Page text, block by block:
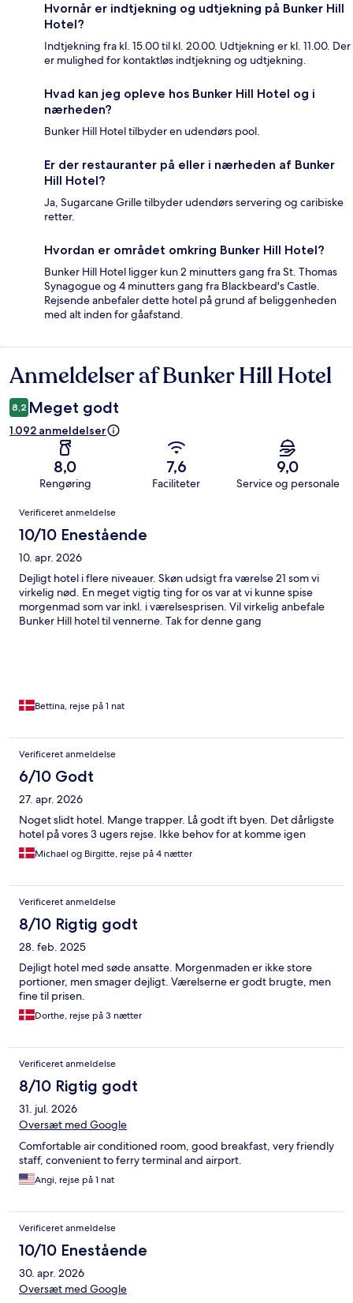
Hvornår er indtjekning og udtjekning på Bunker Hill
Hotel?
Indtjekning fra kl. 15.00 til kl. 20.00. Udtjekning er kl. 11.00. Der
er mulighed for kontaktløs indtjekning og udtjekning.
Hvad kan jeg opleve hos Bunker Hill Hotel og i
nærheden?
Bunker Hill Hotel tilbyder en udendørs pool.
Er der restauranter på eller i nærheden af Bunker
Hill Hotel?
Ja, Sugarcane Grille tilbyder udendørs servering og caribiske
retter.
Hvordan er området omkring Bunker Hill Hotel?
Bunker Hill Hotel ligger kun 2 minutters gang fra St. Thomas
Synagogue og 4 minutters gang fra Blackbeard's Castle.
Rejsende anbefaler dette hotel på grund af beliggenheden
med alt inden for gåafstand.
Anmeldelser
Anmeldelser af Bunker Hill Hotel
8,2 Meget godt
1.092 anmeldelser
8,0
Rengøring
7,6
Faciliteter
9,0
Service og personale
Anmeldelser
Verificeret anmeldelse
10/10 Enestående
10. apr. 2026
Dejligt hotel i flere niveauer. Skøn udsigt fra værelse 21 som vi
virkelig nød. En meget vigtig ting for os var at vi kunne spise
morgenmad som var inkl. i værelsesprisen. Vil virkelig anbefale
Bunker Hill hotel til vennerne. Tak for denne gang
Bettina, rejse på 1 nat
Verificeret anmeldelse
6/10 Godt
27. apr. 2026
Noget slidt hotel. Mange trapper. Lå godt ift byen. Det dårligste
hotel på vores 3 ugers rejse. Ikke behov for at komme igen
Michael og Birgitte, rejse på 4 nætter
Verificeret anmeldelse
8/10 Rigtig godt
28. feb. 2025
Dejligt hotel med søde ansatte. Morgenmaden er ikke store
portioner, men smager dejligt. Værelserne er godt brugte, men
fine til prisen.
Dorthe, rejse på 3 nætter
Verificeret anmeldelse
8/10 Rigtig godt
31. jul. 2026
Oversæt med Google
Comfortable air conditioned room, good breakfast, very friendly
staff, convenient to ferry terminal and airport.
Angi, rejse på 1 nat
Verificeret anmeldelse
10/10 Enestående
30. apr. 2026
Oversæt med Google